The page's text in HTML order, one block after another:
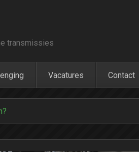
transmissies
Vacatures Contact